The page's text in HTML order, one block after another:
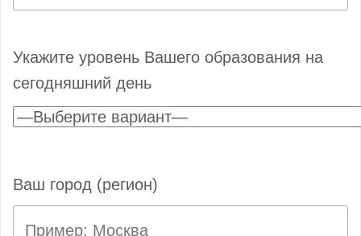
Укажите уровень Вашего образования на
сегодняшний день
Ваш город (регион)